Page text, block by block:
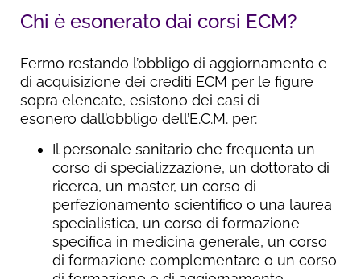
Chi è esonerato dai corsi ECM?
Fermo restando l’obbligo di aggiornamento e
di acquisizione dei crediti ECM per le figure
sopra elencate, esistono dei casi di
esonero dall’obbligo dell’E.C.M. per:
Il personale sanitario che frequenta un
corso di specializzazione, un dottorato di
ricerca, un master, un corso di
perfezionamento scientifico o una laurea
specialistica, un corso di formazione
specifica in medicina generale, un corso
di formazione complementare o un corso